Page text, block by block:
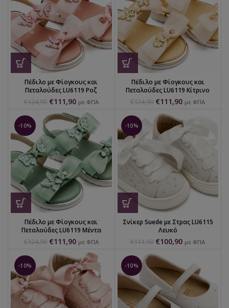
Πέδιλο με Φίογκους και
Πεταλούδες LU6119 Ροζ
€124,90 €111,90 με ΦΠΑ
Πέδιλο με Φίογκους και
Πεταλούδες LU6119 Κίτρινο
€124,90 €111,90 με ΦΠΑ
-10%
Πέδιλο με Φίογκους και
Πεταλούδες LU6119 Μέντα
€124,90 €111,90 με ΦΠΑ
-10%
Σνίκερ Suede με Στρας LU6115
Λευκό
€111,90 €100,90 με ΦΠΑ
-10% -10%